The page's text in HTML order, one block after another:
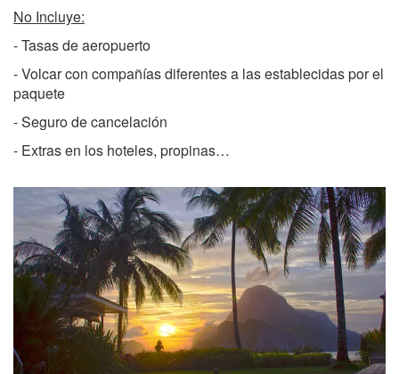
No Incluye:
- Tasas de aeropuerto
- Volcar con compañías diferentes a las establecidas por el
paquete
- Seguro de cancelación
- Extras en los hoteles, propinas…